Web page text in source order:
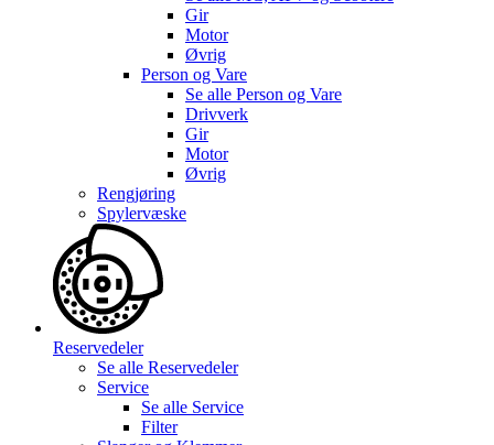
Gir
Motor
Øvrig
Person og Vare
Se alle Person og Vare
Drivverk
Gir
Motor
Øvrig
Rengjøring
Spylervæske
Reservedeler
Se alle Reservedeler
Service
Se alle Service
Filter